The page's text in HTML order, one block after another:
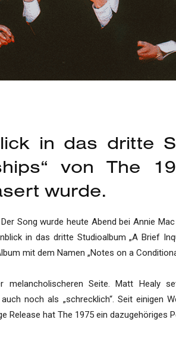
in das dritte
von The
wurde.
Song wurde heute Abend bei Annie
in das dritte Studioalbum „A Brief
mit dem Namen „Notes on a
Seite. Matt Healy
noch als „schrecklich“. Seit einigen
hat The 1975 ein dazugehöriges